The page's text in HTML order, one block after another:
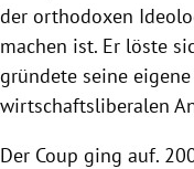
der orthodoxen
machen ist. Er löste
gründete seine
wirtschaftsliberalen
Der Coup ging auf.